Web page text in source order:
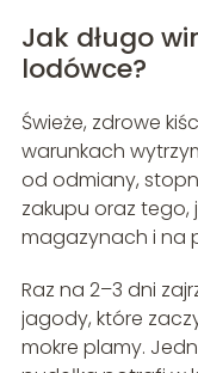
Jak długo
lodówce?
Świeże, zdrowe
warunkach
od odmiany,
zakupu oraz tego,
magazynach i na
Raz na 2–3 dni
jagody, które
mokre plamy.